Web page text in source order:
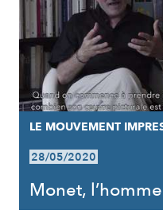
LE MOUVEMENT
28/05/2020
Monet,